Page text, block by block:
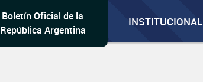
Boletín Oficial de la
República Argentina
INSTITUCIONAL